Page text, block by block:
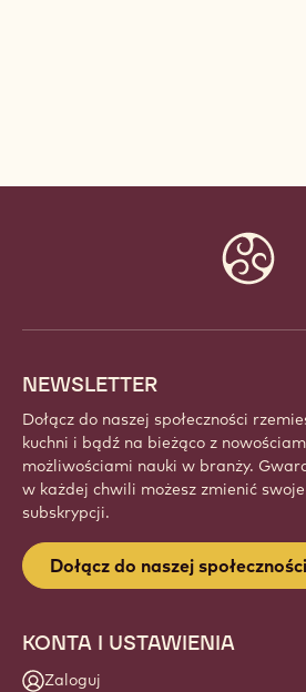
NEWSLETTER
Dołącz do naszej społeczności
kuchni i bądź na bieżąco z
możliwościami nauki w branży.
w każdej chwili możesz zmienić
subskrypcji.
Dołącz do naszej
KONTA I USTAWIENIA
Zaloguj